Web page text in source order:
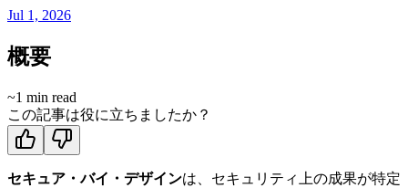
Jul 1, 2026
概要
~1 min read
この記事は役に立ちましたか？
セキュア・バイ・デザインは、セキュリティ上の成果が特定